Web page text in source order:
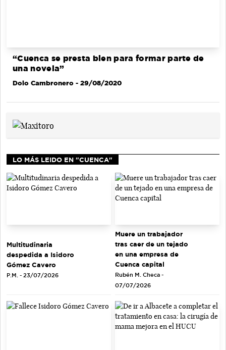
“Cuenca se presta bien para formar parte de
una novela”
Dolo Cambronero - 29/08/2020
LO MÁS LEIDO EN "CUENCA"
Multitudinaria
despedida a Isidoro
Gómez Cavero
P.M. - 23/07/2026
Muere un trabajador
tras caer de un tejado
en una empresa de
Cuenca capital
Rubén M. Checa -
07/07/2026